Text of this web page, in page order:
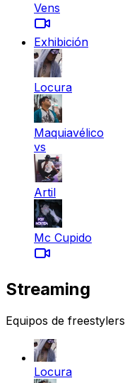
Vens
Exhibición
Locura
Maquiavélico
vs
Artil
Mc Cupido
Streaming
Equipos de freestylers
Locura